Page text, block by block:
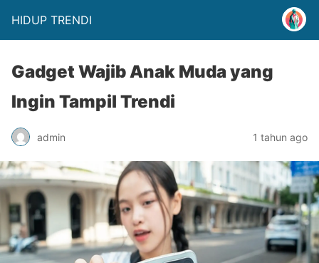
HIDUP TRENDI
Gadget Wajib Anak Muda yang
Ingin Tampil Trendi
admin 1 tahun ago